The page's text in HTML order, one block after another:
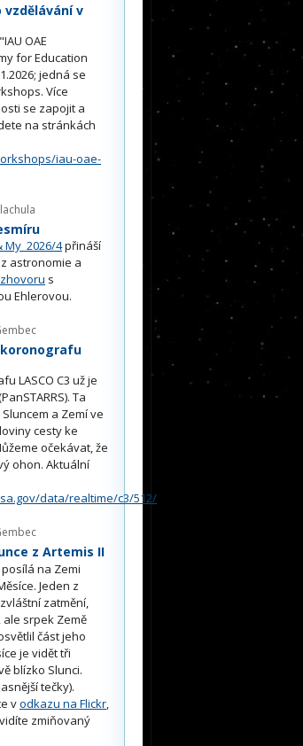
vzdělávání v
OAE
for Education
jedná se
Více
se zapojit a
na stránkách
iau-oae-
My 2026/4přináší
astronomie a
s
Ehlerovou.
koronografu
LASCO C3 už je
Ta
a Zemí ve
cesty ke
očekávat, že
ohon. Aktuální
data/realtime/c3/512/
z Artemis II
na Zemi
Jeden z
zatmění,
ale srpek Země
část jeho
je vidět tři
blízko Slunci.
tečky).
vodkazu na Flickr,
zmiňovaný